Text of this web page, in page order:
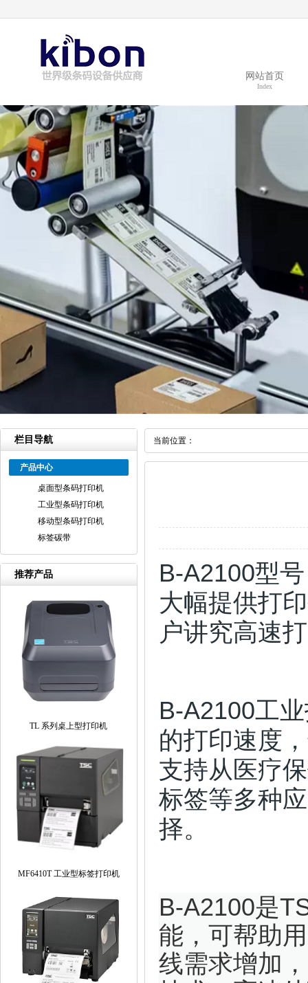
网站首页
Index
栏目导航
产品中心
桌面型条码打印机
工业型条码打印机
移动型条码打印机
标签碳带
推荐产品
TL 系列桌上型打印机
MF6410T 工业型标签打印机
当前位置：
B-A2100型
大幅提供打
户讲究高速
B-A2100工
的打印速度
支持从医疗
标签等多种
择。
B-A2100是
能，可帮助
线需求增加